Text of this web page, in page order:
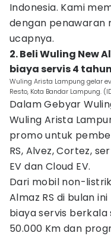
Indonesia. Kami
dengan penawaran
ucapnya.
2. Beli Wuling New
biaya servis 4 tahun
Wuling Arista Lampung gelar
Resto, Kota Bandar Lampung.
Dalam Gebyar
Wuling Arista
promo untuk
RS, Alvez, Cortez,
EV dan Cloud EV.
Dari mobil non-
Almaz RS di bulan
biaya servis
50.000 Km dan